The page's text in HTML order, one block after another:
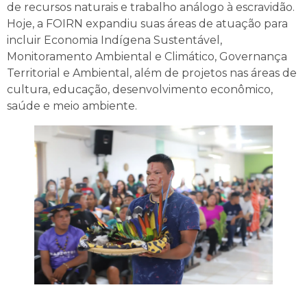
de recursos naturais e trabalho análogo à escravidão.
Hoje, a FOIRN expandiu suas áreas de atuação para
incluir Economia Indígena Sustentável,
Monitoramento Ambiental e Climático, Governança
Territorial e Ambiental, além de projetos nas áreas de
cultura, educação, desenvolvimento econômico,
saúde e meio ambiente.